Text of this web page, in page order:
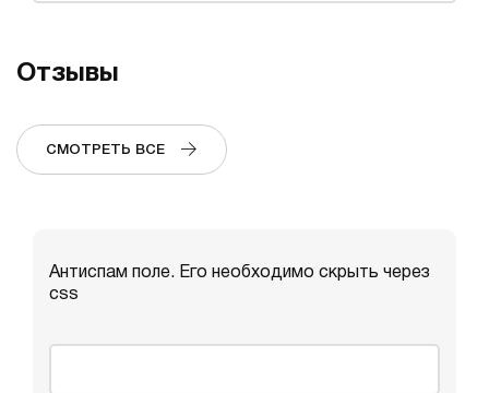
Отзывы
СМОТРЕТЬ ВСЕ
Антиспам поле. Его необходимо скрыть через
css